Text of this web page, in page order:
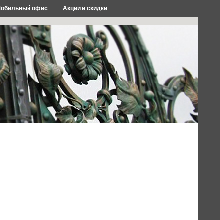
офис Акции и скидки